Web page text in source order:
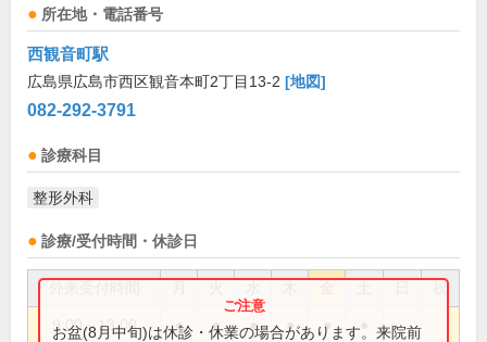
所在地・電話番号
西観音町駅
広島県広島市西区観音本町2丁目13-2 [地図]
082-292-3791
診療科目
整形外科
診療/受付時間・休診日
祝
9:00～13:00 ● ● ● ● ●
お盆(8月中旬)は休診・休業の場合があります。来院前